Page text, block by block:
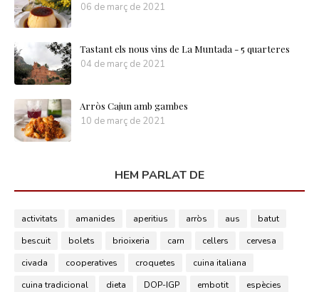
06 de març de 2021
Tastant els nous vins de La Muntada - 5 quarteres
04 de març de 2021
Arròs Cajun amb gambes
10 de març de 2021
HEM PARLAT DE
activitats amanides aperitius arròs aus
batut
bescuit
bolets brioixeria carn cellers
cervesa
civada
cooperatives croquetes
cuina italiana
cuina tradicional
dieta DOP-IGP embotit
espècies